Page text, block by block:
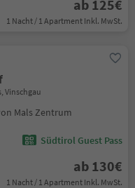
ab 125€
1 Nacht / 1 Apartment Inkl. MwSt.
Vinschgau
Mals Zentrum
Südtirol Guest Pass
ab 130€
1 Nacht / 1 Apartment Inkl. MwSt.